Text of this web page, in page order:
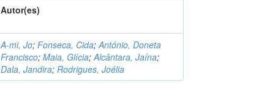
Autor(es)
A-mi, Jo;Fonseca, Cida;António, Doneta
Francisco;Maia, Glícia;Alcântara, Jaína;
Dala, Jandira;Rodrigues, Joélia